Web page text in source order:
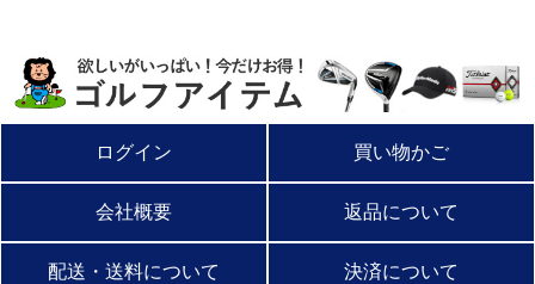
ログイン 買い物かご
会社概要 返品について
配送・送料について 決済について